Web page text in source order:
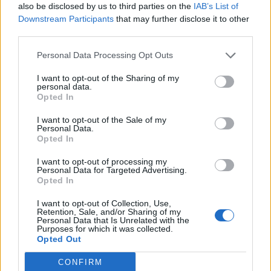
also be disclosed by us to third parties on the IAB’s List of
Downstream Participants that may further disclose it to other
Personal Data Processing Opt Outs
I want to opt-out of the Sharing of my
personal data.
Opted In
I want to opt-out of the Sale of my
Personal Data.
Opted In
I want to opt-out of processing my
Personal Data for Targeted Advertising.
Opted In
I want to opt-out of Collection, Use,
Retention, Sale, and/or Sharing of my
Personal Data that Is Unrelated with the
Purposes for which it was collected.
Opted Out
CONFIRM
Comentari:
Deseu el meu nom, el correu electrònic i el lloc web en
aquest navegador per a la propera vegada que comenti.
Captcha7 - 3 = ?
Please
enter